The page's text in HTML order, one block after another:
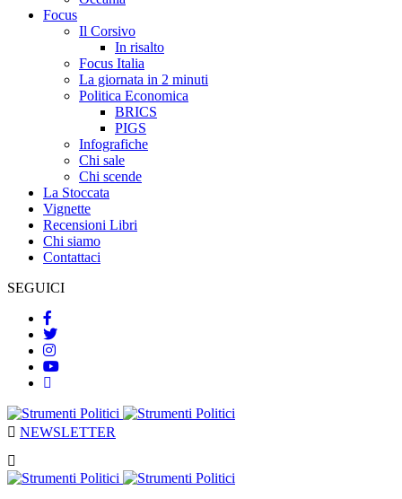
Focus
Il Corsivo
In risalto
Focus Italia
La giornata in 2 minuti
Politica Economica
BRICS
PIGS
Infografiche
Chi sale
Chi scende
La Stoccata
Vignette
Recensioni Libri
Chi siamo
Contattaci
SEGUICI
NEWSLETTER